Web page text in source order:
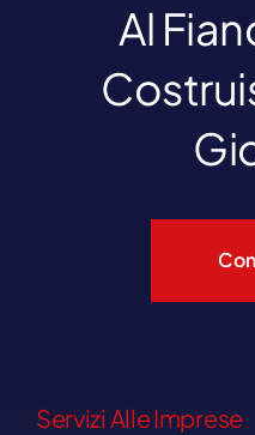
Al
Servizi Alle Imprese